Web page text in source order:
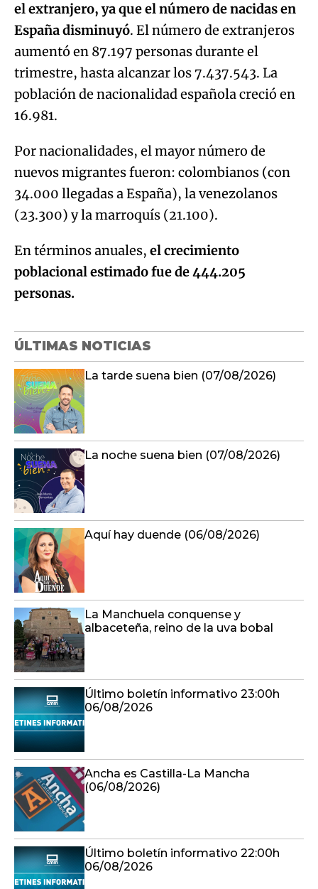
el extranjero, ya que el número de nacidas en
España disminuyó. El número de extranjeros
aumentó en 87.197 personas durante el
trimestre, hasta alcanzar los 7.437.543. La
población de nacionalidad española creció en
16.981.
Por nacionalidades, el mayor número de
nuevos migrantes fueron: colombianos (con
34.000 llegadas a España), la venezolanos
(23.300) y la marroquís (21.100).
En términos anuales, el crecimiento
poblacional estimado fue de 444.205
personas.
ÚLTIMAS NOTICIAS
La tarde suena bien (07/08/2026)
La noche suena bien (07/08/2026)
Aquí hay duende (06/08/2026)
La Manchuela conquense y
albaceteña, reino de la uva bobal
Último boletín informativo 23:00h
06/08/2026
Ancha es Castilla-La Mancha
(06/08/2026)
Último boletín informativo 22:00h
06/08/2026